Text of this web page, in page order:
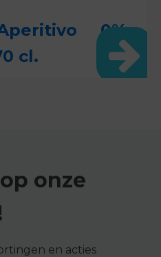
0%
cl.
onze
en acties